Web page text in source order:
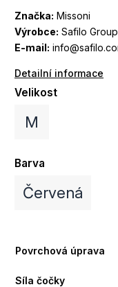
Značka: Missoni
Výrobce: Safilo
E-mail:
Detailní informace
Velikost
M
Barva
Červená
Povrchová úprava
Síla čočky